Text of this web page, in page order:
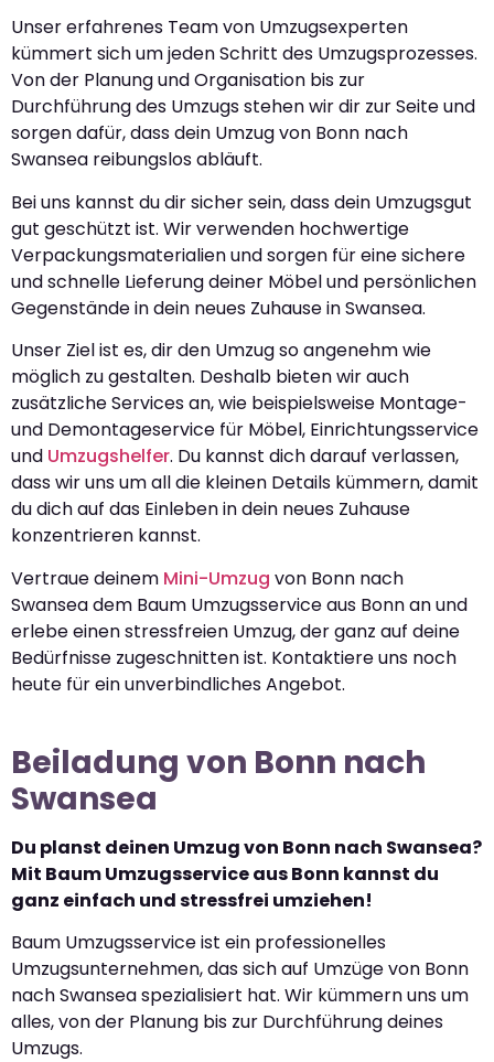
Unser erfahrenes Team von Umzugsexperten
kümmert sich um jeden Schritt des Umzugsprozesses.
Von der Planung und Organisation bis zur
Durchführung des Umzugs stehen wir dir zur Seite und
sorgen dafür, dass dein Umzug von Bonn nach
Swansea reibungslos abläuft.
Bei uns kannst du dir sicher sein, dass dein Umzugsgut
gut geschützt ist. Wir verwenden hochwertige
Verpackungsmaterialien und sorgen für eine sichere
und schnelle Lieferung deiner Möbel und persönlichen
Gegenstände in dein neues Zuhause in Swansea.
Unser Ziel ist es, dir den Umzug so angenehm wie
möglich zu gestalten. Deshalb bieten wir auch
zusätzliche Services an, wie beispielsweise Montage-
und Demontageservice für Möbel, Einrichtungsservice
und Umzugshelfer. Du kannst dich darauf verlassen,
dass wir uns um all die kleinen Details kümmern, damit
du dich auf das Einleben in dein neues Zuhause
konzentrieren kannst.
Vertraue deinem Mini-Umzug von Bonn nach
Swansea dem Baum Umzugsservice aus Bonn an und
erlebe einen stressfreien Umzug, der ganz auf deine
Bedürfnisse zugeschnitten ist. Kontaktiere uns noch
heute für ein unverbindliches Angebot.
Beiladung von Bonn nach
Swansea
Du planst deinen Umzug von Bonn nach Swansea?
Mit Baum Umzugsservice aus Bonn kannst du
ganz einfach und stressfrei umziehen!
Baum Umzugsservice ist ein professionelles
Umzugsunternehmen, das sich auf Umzüge von Bonn
nach Swansea spezialisiert hat. Wir kümmern uns um
alles, von der Planung bis zur Durchführung deines
Umzugs.